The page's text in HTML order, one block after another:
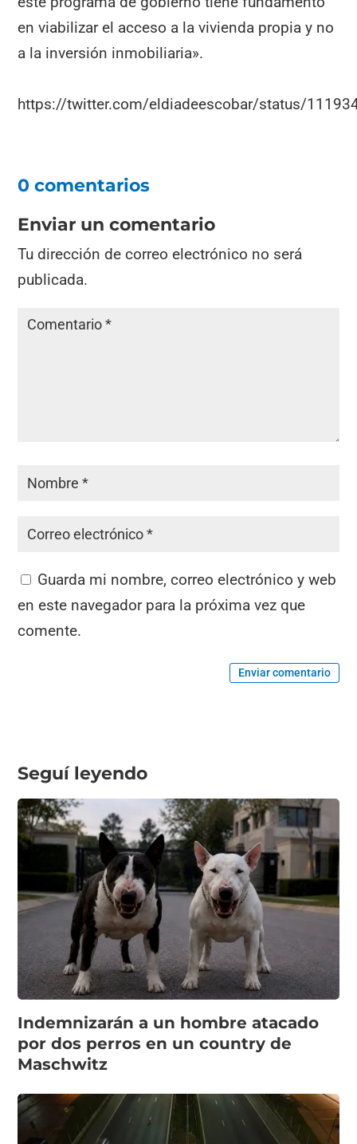
en viabilizar el acceso a la vivienda propia y no
a la inversión inmobiliaria».
https://twitter.com/eldiadeescobar/status/
0 comentarios
Enviar un comentario
Tu dirección de correo electrónico no será
publicada.
Guarda mi nombre, correo electrónico y web
en este navegador para la próxima vez que
comente.
Enviar comentario
Seguí leyendo
Indemnizarán a un hombre atacado
por dos perros en un country de
Maschwitz